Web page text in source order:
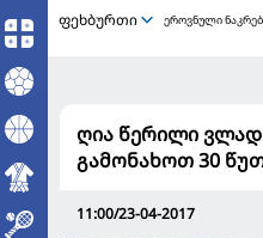
ფეხბურთი ეროვნული
ღია წერილი
გამონახოთ 30
11:00/23-04-2017